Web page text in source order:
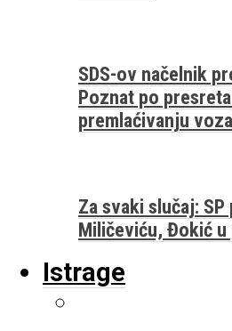
SDS-ov načelnik
Poznat po
premlaćivanju
Za svaki slučaj:
Miličeviću, Đokić u
Istrage